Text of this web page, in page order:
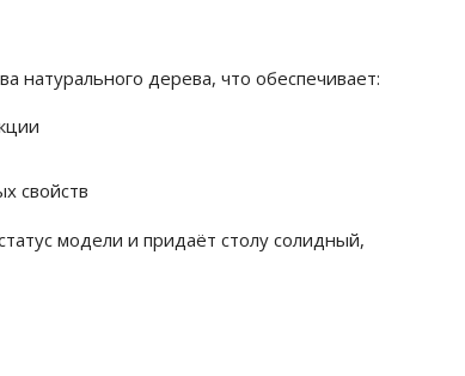
натурального дерева, что обеспечивает:
свойств
модели и придаёт столу солидный,